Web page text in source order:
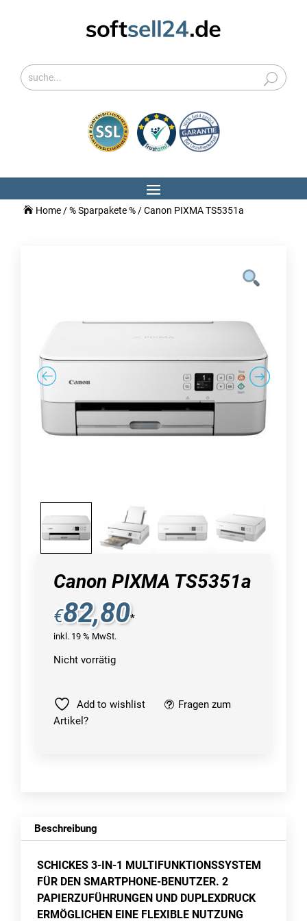
Home/% Sparpakete %/ Canon PIXMA TS5351a
Canon PIXMA TS5351a
€82,80*
inkl. 19 % MwSt.
Nicht vorrätig
Add to wishlist
Fragen zum
Artikel?
Beschreibung
SCHICKES 3-IN-1 MULTIFUNKTIONSSYSTEM
FÜR DEN SMARTPHONE-BENUTZER. 2
PAPIERZUFÜHRUNGEN UND DUPLEXDRUCK
ERMÖGLICHEN EINE FLEXIBLE NUTZUNG